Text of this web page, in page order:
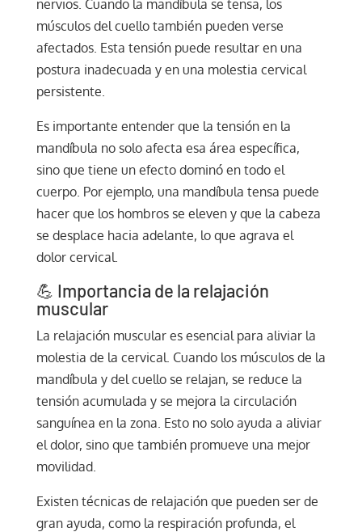
nervios. Cuando la mandíbula se tensa, los
músculos del cuello también pueden verse
afectados. Esta tensión puede resultar en una
postura inadecuada y en una molestia cervical
persistente.
Es importante entender que la tensión en la
mandíbula no solo afecta esa área específica,
sino que tiene un efecto dominó en todo el
cuerpo. Por ejemplo, una mandíbula tensa puede
hacer que los hombros se eleven y que la cabeza
se desplace hacia adelante, lo que agrava el
dolor cervical.
💪 Importancia de la relajación
muscular
La relajación muscular es esencial para aliviar la
molestia de la cervical. Cuando los músculos de la
mandíbula y del cuello se relajan, se reduce la
tensión acumulada y se mejora la circulación
sanguínea en la zona. Esto no solo ayuda a aliviar
el dolor, sino que también promueve una mejor
movilidad.
Existen técnicas de relajación que pueden ser de
gran ayuda, como la respiración profunda, el